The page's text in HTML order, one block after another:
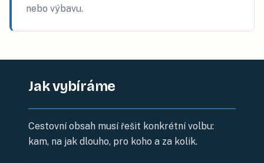
nebo výbavu.
Jak vybíráme
Cestovní obsah musí řešit konkrétní volbu:
kam, na jak dlouho, pro koho a za kolik.